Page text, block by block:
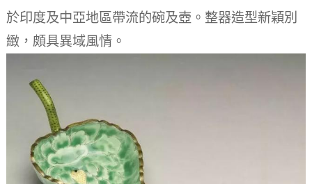
於印度及中亞地區帶流的碗及壺。 整器造型新穎別
緻，頗具異域風情。